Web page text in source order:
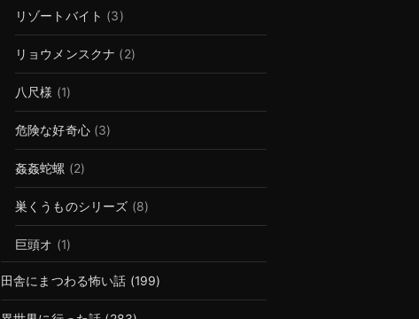
リゾートバイト (3)
リョウメンスクナ (2)
八尺様 (1)
危険な好奇心(3)
姦姦蛇螺 (2)
巣くうものシリーズ (8)
巨頭オ (1)
田舎にまつわる怖い話 (199)